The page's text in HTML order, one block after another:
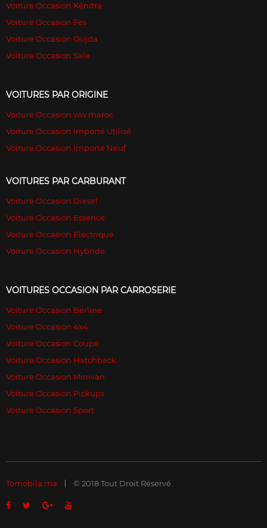
Voiture Occasion Kénitra
Voiture Occasion Fès
Voiture Occasion Oujda
Voiture Occasion Sale
VOITURES PAR ORIGINE
Voiture Occasion ww maroc
Voiture Occasion Importé Utilisé
Voiture Occasion Importé Neuf
VOITURES PAR CARBURANT
Voiture Occasion Diesel
Voiture Occasion Essence
Voiture Occasion Electrique
Voiture Occasion Hybride
VOITURES OCCASION PAR CARROSERIE
Voiture Occasion Berline
Voiture Occasion 4x4
Voiture Occasion Coupé
Voiture Occasion Hatchback
Voiture Occasion Minivan
Voiture Occasion Pickups
Voiture Occasion Sport
Tomobila.ma © 2018 Tout Droit Réservé.